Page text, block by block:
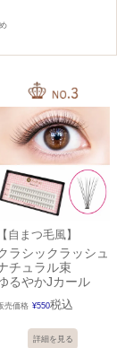
【自まつ毛風】
ラシックラッシュ
チュラル束
るやかJカール
売価格 ¥550税込
詳細を見る